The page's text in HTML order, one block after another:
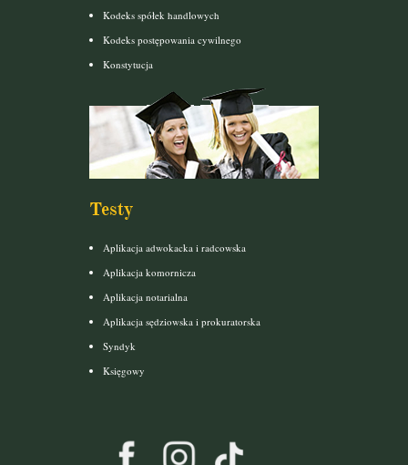
Kodeks spółek handlowych
Kodeks postępowania cywilnego
Konstytucja
Testy
Aplikacja adwokacka i radcowska
Aplikacja komornicza
Aplikacja notarialna
Aplikacja sędziowska i prokuratorska
Syndyk
Księgowy